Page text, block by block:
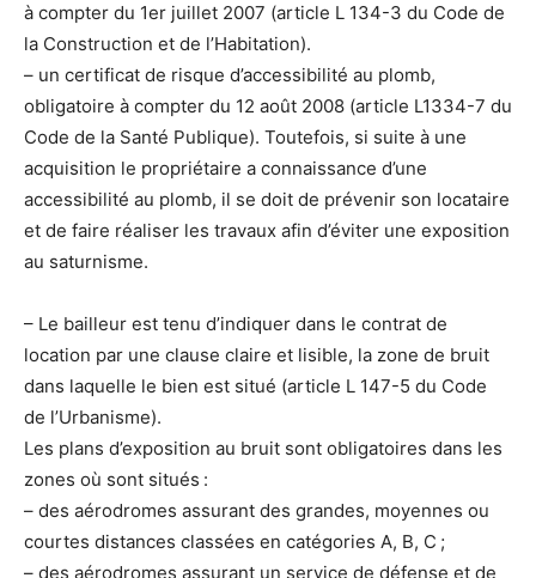
à compter du 1er juillet 2007 (article L 134-3 du Code de
la Construction et de l’Habitation).
– un certificat de risque d’accessibilité au plomb,
obligatoire à compter du 12 août 2008 (article L1334-7 du
Code de la Santé Publique). Toutefois, si suite à une
acquisition le propriétaire a connaissance d’une
accessibilité au plomb, il se doit de prévenir son locataire
et de faire réaliser les travaux afin d’éviter une exposition
au saturnisme.
– Le bailleur est tenu d’indiquer dans le contrat de
location par une clause claire et lisible, la zone de bruit
dans laquelle le bien est situé (article L 147-5 du Code
de l’Urbanisme).
Les plans d’exposition au bruit sont obligatoires dans les
zones où sont situés :
– des aérodromes assurant des grandes, moyennes ou
courtes distances classées en catégories A, B, C ;
– des aérodromes assurant un service de défense et de